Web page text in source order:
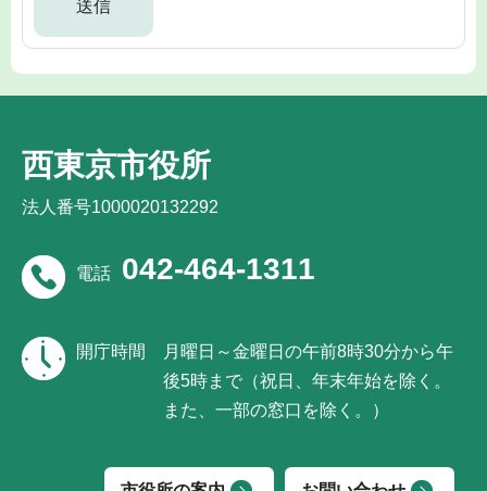
西東京市役所
法人番号1000020132292
電話 042-464-1311
開庁時間
月曜日～金曜日の午前8時30分から午
後5時まで（祝日、年末年始を除く。
また、一部の窓口を除く。）